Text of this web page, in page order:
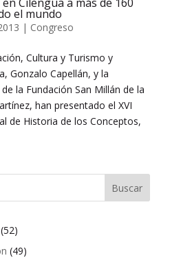
el mundo
| Congreso
Cultura y Turismo y
Gonzalo Capellán, y la
la Fundación San Millán de la
han presentado el XVI
de Historia de los Conceptos,
Buscar
5252
productos
4949